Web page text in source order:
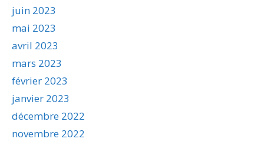
juin 2023
mai 2023
avril 2023
mars 2023
février 2023
janvier 2023
décembre 2022
novembre 2022